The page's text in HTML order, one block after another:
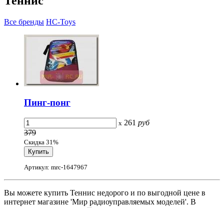
Все бренды HC-Toys
Пинг-понг
x 261 руб
379
Скидка 31%
Артикул: mrc-1647967
Вы можете купить Теннис недорого и по выгодной цене в
интернет магазине 'Мир радиоуправляемых моделей'. В